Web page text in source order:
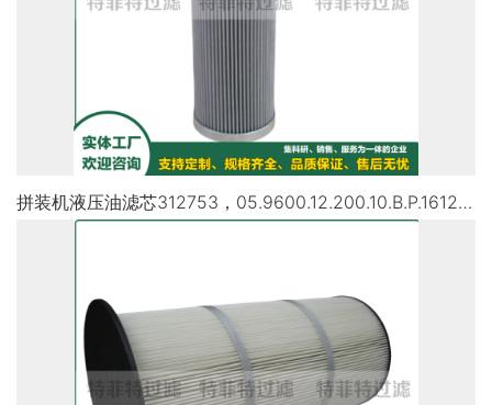
拼装机液压油滤芯312753，05.9600.12.200.10.B.P.1612200 (API)